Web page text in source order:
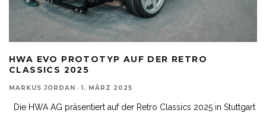
HWA EVO PROTOTYP AUF DER RETRO
CLASSICS 2025
MARKUS JORDAN · 1. MÄRZ 2025
Die HWA AG präsentiert auf der Retro Classics 2025 in Stuttgart